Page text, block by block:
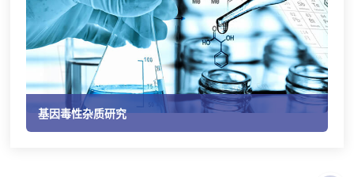
基因毒性杂质研究